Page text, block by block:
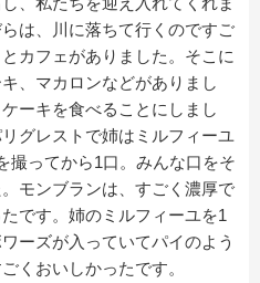
は、川に落ちて行くのですご
カフェがありました。そこに
、マカロンなどがありまし
ーキを食べることにしまし
グレストで姉はミルフィーユ
撮ってから1口。みんな口をそ
モンブランは、すごく濃厚で
です。姉のミルフィーユを1
ーズが入っていてパイのよう
くおいしかったです。